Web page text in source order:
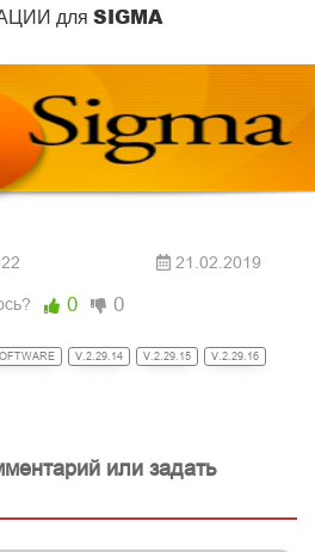
для SIGMA
21.02.2019
0 0
V.2.29.14 V.2.29.15 V.2.29.16
или задать